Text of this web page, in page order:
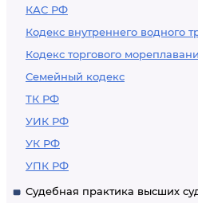
КАС РФ
Кодекс внутреннего водного
Кодекс торгового
Семейный кодекс
ТК РФ
УИК РФ
УК РФ
УПК РФ
Судебная практика высших